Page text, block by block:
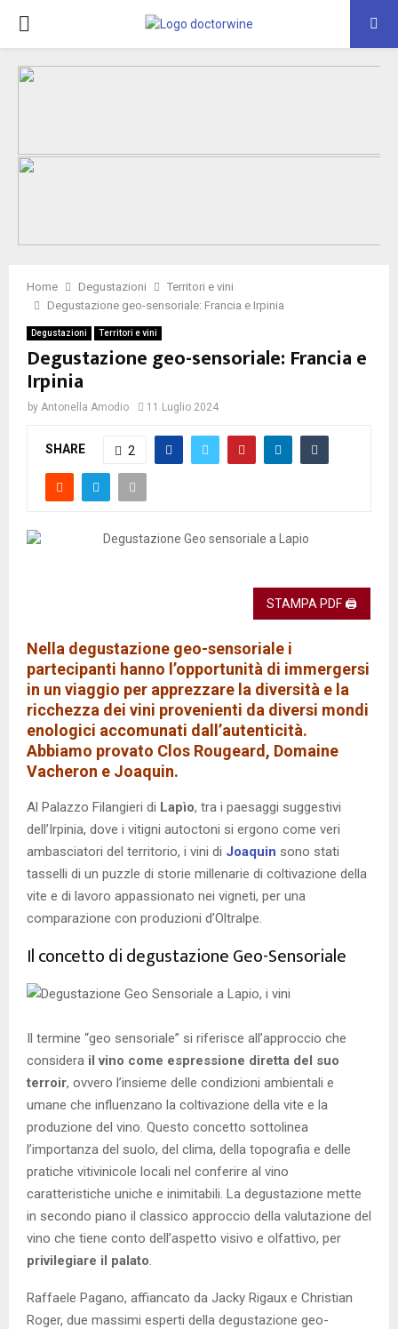
PRIMARY
MENU
Home Degustazioni
Territori e vini
Degustazione geo-sensoriale: Francia e Irpinia
Degustazioni Territori e vini
Degustazione geo-sensoriale: Francia e
Irpinia
by Antonella Amodio 11 Luglio 2024
SHARE 2
STAMPA PDF 🖨
Nella degustazione geo-sensoriale i
partecipanti hanno l’opportunità di immergersi
in un viaggio per apprezzare la diversità e la
ricchezza dei vini provenienti da diversi mondi
enologici accomunati dall’autenticità.
Abbiamo provato Clos Rougeard, Domaine
Vacheron e Joaquin.
Al Palazzo Filangieri di Lapìo, tra i paesaggi suggestivi
dell’Irpinia, dove i vitigni autoctoni si ergono come veri
ambasciatori del territorio, i vini di Joaquin sono stati
tasselli di un puzzle di storie millenarie di coltivazione della
vite e di lavoro appassionato nei vigneti, per una
comparazione con produzioni d’Oltralpe.
Il concetto di degustazione Geo-Sensoriale
Il termine “geo sensoriale” si riferisce all’approccio che
considera il vino come espressione diretta del suo
terroir, ovvero l’insieme delle condizioni ambientali e
umane che influenzano la coltivazione della vite e la
produzione del vino. Questo concetto sottolinea
l’importanza del suolo, del clima, della topografia e delle
pratiche vitivinicole locali nel conferire al vino
caratteristiche uniche e inimitabili. La degustazione mette
in secondo piano il classico approccio della valutazione del
vino che tiene conto dell’aspetto visivo e olfattivo, per
privilegiare il palato
Raffaele Pagano, affiancato da Jacky Rigaux e Christian
Roger, due massimi esperti della degustazione geo-